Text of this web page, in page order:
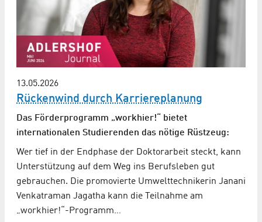
13.05.2026
Rückenwind durch Karriereplanung
Das Förderprogramm „workhier!“ bietet
internationalen Studierenden das nötige Rüstzeug:
Wer tief in der Endphase der Doktorarbeit steckt, kann
Unterstützung auf dem Weg ins Berufsleben gut
gebrauchen. Die promovierte Umwelttechnikerin Janani
Venkatraman Jagatha kann die Teilnahme am
„workhier!“-Programm…